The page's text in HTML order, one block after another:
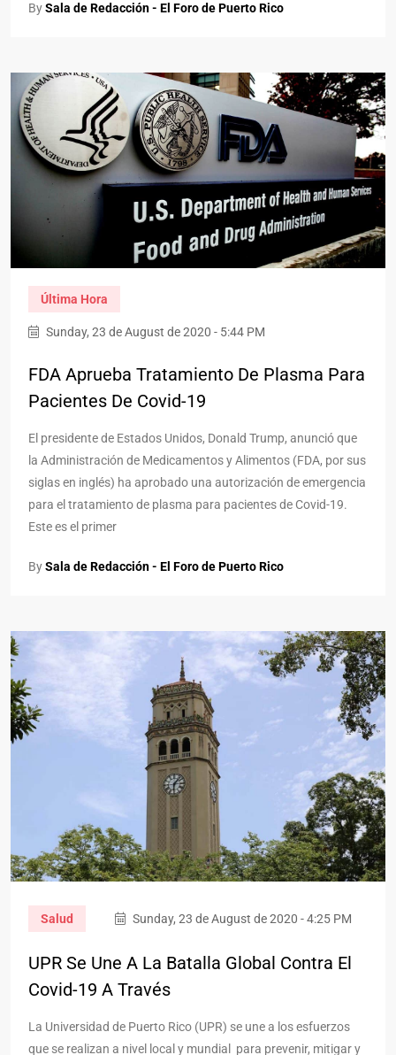
BySala de Redacción - El Foro de Puerto Rico
Última Hora
Sunday, 23 de August de 2020 - 5:44 PM
FDA Aprueba Tratamiento De Plasma Para
Pacientes De Covid-19
El presidente de Estados Unidos, Donald Trump, anunció que
la Administración de Medicamentos y Alimentos (FDA, por sus
siglas en inglés) ha aprobado una autorización de emergencia
para el tratamiento de plasma para pacientes de Covid-19.
Este es el primer
BySala de Redacción - El Foro de Puerto Rico
Salud Sunday, 23 de August de 2020 - 4:25 PM
UPR Se Une A La Batalla Global Contra El
Covid-19 A Través
La Universidad de Puerto Rico (UPR) se une a los esfuerzos
que se realizan a nivel local y mundial para prevenir, mitigar y